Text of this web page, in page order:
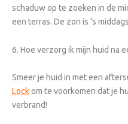
schaduw op te zoeken in de
een terras. De zon is ‘s
6. Hoe verzorg ik mijn huid na
Smeer je huid in met een
Lockom te voorkomen dat je
verbrand!